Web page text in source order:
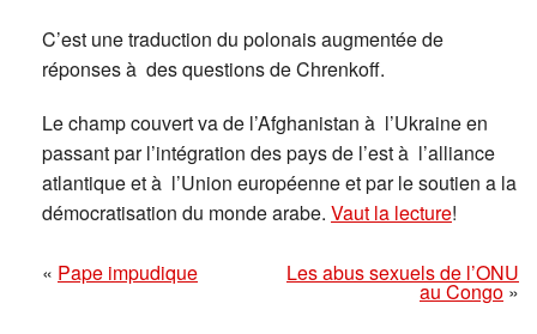
C’est une traduction du polonais augmentée de
réponses à des questions de Chrenkoff.
Le champ couvert va de l’Afghanistan à l’Ukraine en
passant par l’intégration des pays de l’est à l’alliance
atlantique et à l’Union européenne et par le soutien a la
démocratisation du monde arabe. Vaut la lecture!
« Pape impudique Les abus sexuels de l’ONU
au Congo»